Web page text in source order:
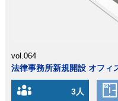
vol.064
法律事務所新規開設 オフィ
3人